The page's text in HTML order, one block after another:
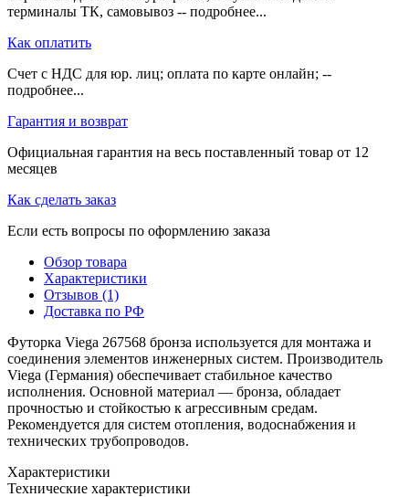
терминалы ТК, самовывоз -- подробнее...
Как оплатить
Счет с НДС для юр. лиц; оплата по карте онлайн; --
подробнее...
Гарантия и возврат
Официальная гарантия на весь поставленный товар от 12
месяцев
Как сделать заказ
Если есть вопросы по оформлению заказа
Обзор товара
Характеристики
Отзывов (1)
Доставка по РФ
Футорка Viega 267568 бронза используется для монтажа и
соединения элементов инженерных систем. Производитель
Viega (Германия) обеспечивает стабильное качество
исполнения. Основной материал — бронза, обладает
прочностью и стойкостью к агрессивным средам.
Рекомендуется для систем отопления, водоснабжения и
технических трубопроводов.
Характеристики
Технические характеристики